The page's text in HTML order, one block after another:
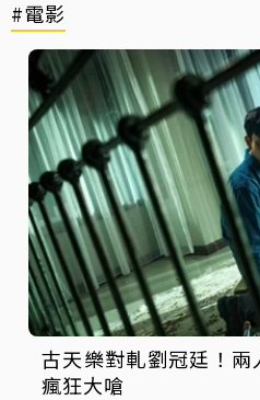
#電影
古天樂對軋劉冠廷！
瘋狂大嗆